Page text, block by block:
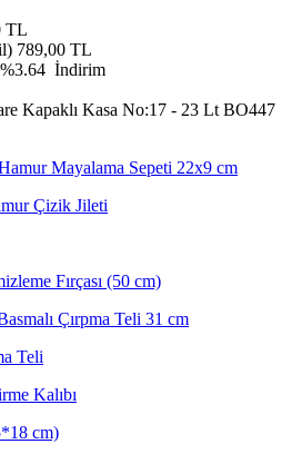
TL
789,00 TL
%3.64 İndirim
Kapaklı Kasa No:17 - 23 Lt BO447